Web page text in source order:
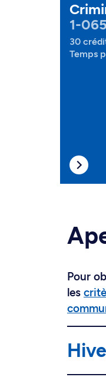
1-
30
Temps
Pour
les